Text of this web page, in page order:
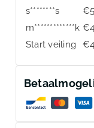
s********s
€
m*************k €
Start veiling
€